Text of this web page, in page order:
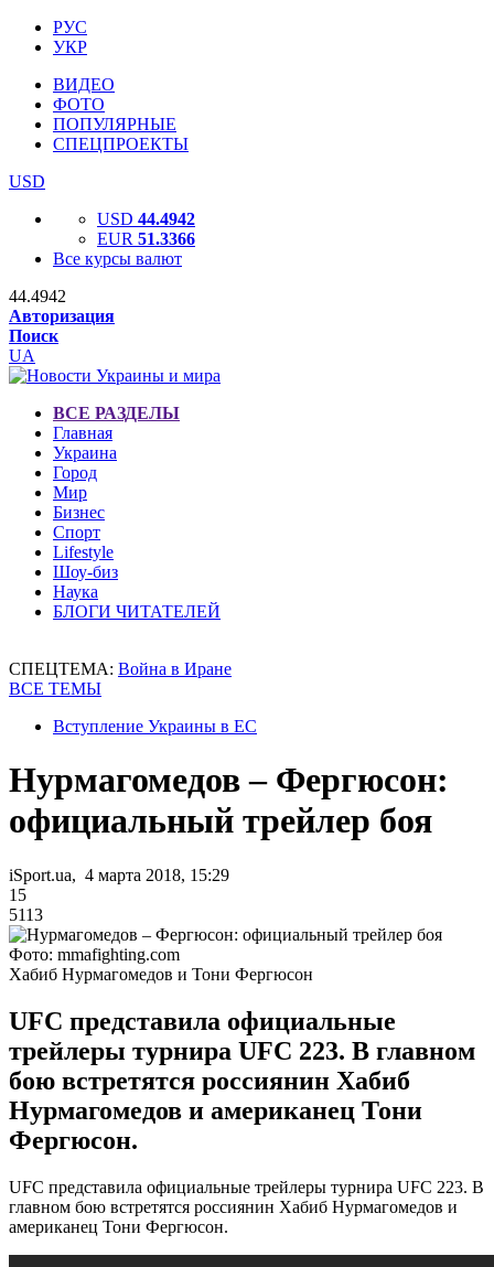
РУС
УКР
ВИДЕО
ФОТО
ПОПУЛЯРНЫЕ
СПЕЦПРОЕКТЫ
USD
USD 44.4942
EUR 51.3366
Все курсы валют
44.4942
Авторизация
Поиск
UA
ВСЕ РАЗДЕЛЫ
Главная
Украина
Город
Мир
Бизнес
Спорт
Lifestyle
Шоу-биз
Наука
БЛОГИ ЧИТАТЕЛЕЙ
СПЕЦТЕМА: Война в Иране
ВСЕ ТЕМЫ
Вступление Украины в ЕС
Нурмагомедов – Фергюсон:
официальный трейлер боя
iSport.ua, 4 марта 2018, 15:29
15
5113
Фото: mmafighting.com
Хабиб Нурмагомедов и Тони Фергюсон
UFC представила официальные
трейлеры турнира UFC 223. В главном
бою встретятся россиянин Хабиб
Нурмагомедов и американец Тони
Фергюсон.
UFC представила официальные трейлеры турнира UFC 223. В
главном бою встретятся россиянин Хабиб Нурмагомедов и
американец Тони Фергюсон.